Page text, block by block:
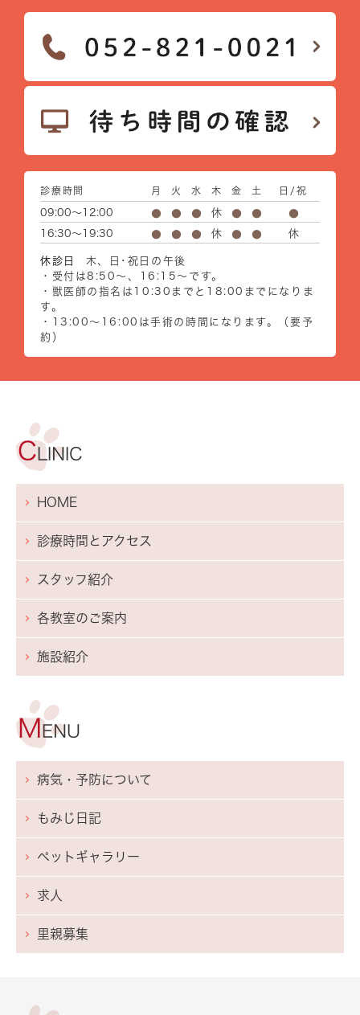
診療時間 月 火 水 木 金 土 日/祝
09:00～12:00 ● ● ● 休 ● ●
●
16:30～19:30
● ● ● 休 ● ● 休
休診日
木、日･祝日の午後
・受付は8:50～、16:15～です。
・獣医師の指名は10:30までと18:00までになりま
す。
・13:00～16:00は手術の時間になります。（要予
約）
HOME
診療時間とアクセス
スタッフ紹介
各教室のご案内
施設紹介
病気・予防について
もみじ日記
ペットギャラリー
求人
里親募集